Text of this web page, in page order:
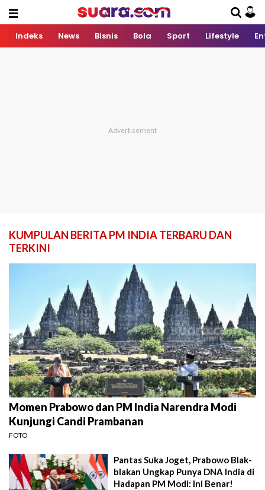
Indeks News Bisnis Bola Sport Lifestyle
KUMPULAN BERITA PM INDIA TERBARU DAN
TERKINI
Momen Prabowo dan PM India Narendra Modi
Kunjungi Candi Prambanan
FOTO
Pantas Suka Joget, Prabowo Blak-
blakan Ungkap Punya DNA India di
Hadapan PM Modi: Ini Benar!